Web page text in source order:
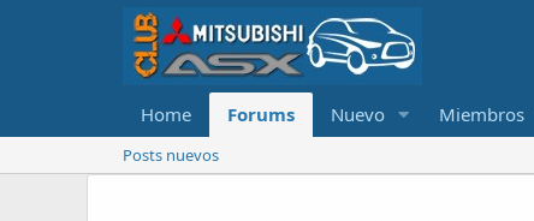
Home Forums Nuevo Miembros
Posts nuevos